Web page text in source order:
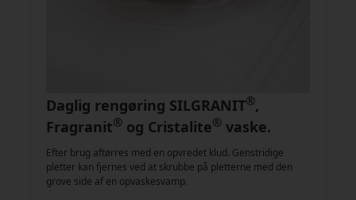
Daglig rengøring SILGRANIT®,
Fragranit® og Cristalite® vaske.
Efter brug aftørres med en opvredet klud. Genstridige
pletter kan fjernes ved at skrubbe på pletterne med den
grove side af en opvaskesvamp.